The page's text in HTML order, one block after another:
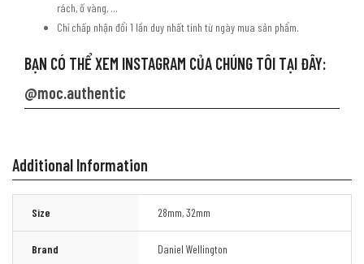
rách, ố vàng, …
Chỉ chấp nhận đổi 1 lần duy nhất tính từ ngày mua sản phẩm.
BẠN CÓ THỂ XEM INSTAGRAM CỦA CHÚNG TÔI TẠI ĐÂY:
@moc.authentic
Additional Information
Size 28mm,32mm
Brand Daniel Wellington